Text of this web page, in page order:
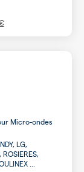
Micro-ondes
LG,
ROSIERES,
...